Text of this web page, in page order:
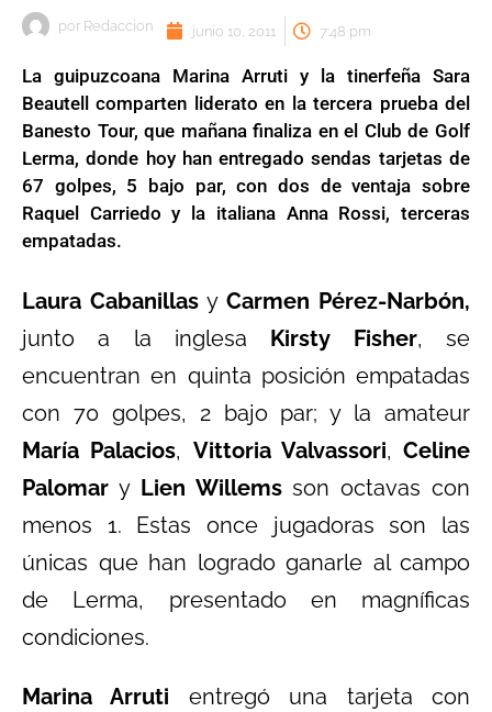
por Redaccion junio 10, 2011 7:48 pm
La guipuzcoana Marina Arruti y la tinerfeña Sara
Beautell comparten liderato en la tercera prueba del
Banesto Tour, que mañana finaliza en el Club de Golf
Lerma, donde hoy han entregado sendas tarjetas de
67 golpes, 5 bajo par, con dos de ventaja sobre
Raquel Carriedo y la italiana Anna Rossi, terceras
empatadas.
Laura Cabanillas y Carmen Pérez-Narbón,
junto a la inglesa Kirsty Fisher, se
encuentran en quinta posición empatadas
con 70 golpes, 2 bajo par; y la amateur
María Palacios, Vittoria Valvassori, Celine
Palomar y Lien Willemsson octavas con
menos 1. Estas once jugadoras son las
únicas que han logrado ganarle al campo
de Lerma, presentado en magníficas
condiciones.
Marina Arruti entregó una tarjeta con